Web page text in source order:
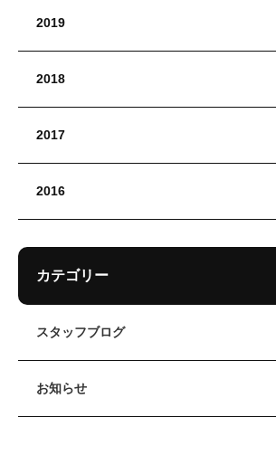
2019
2018
2017
2016
カテゴリー
スタッフブログ
お知らせ